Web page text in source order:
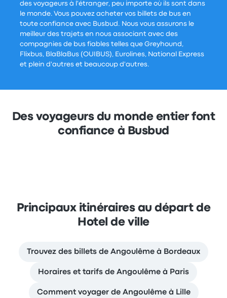
des voyageurs à l'étranger, peu importe où ils sont dans
le monde. Vous pouvez acheter vos billets de bus en
toute confiance avec Busbud. Nous vous assurons le
meilleur des trajets en nous associant avec des
compagnies de bus fiables telles que Greyhound,
Flixbus, BlaBlaBus (OUIBUS), Eurolines, National Express
et plein d'autres et beaucoup d'autres.
Des voyageurs du monde entier font
confiance à Busbud
Principaux itinéraires au départ de
Hotel de ville
Trouvez des billets de Angoulême à Bordeaux
Horaires et tarifs de Angoulême à Paris
Comment voyager de Angoulême à Lille